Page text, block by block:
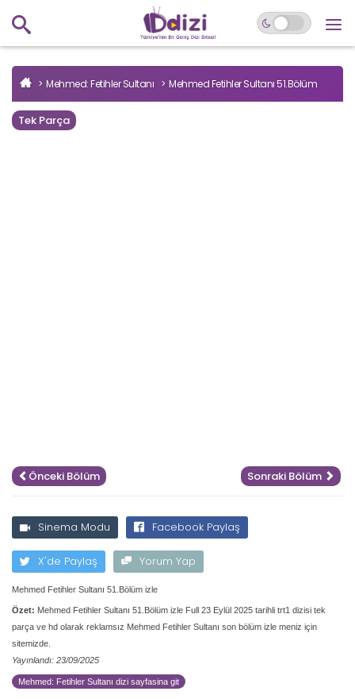
Mehmed: Fetihler Sultanı Mehmed Fetihler Sultanı 51.Bölüm
Tek Parça
Önceki Bölüm Sonraki Bölüm
Sinema Modu Facebook Paylaş
X'de Paylaş Yorum Yap
Mehmed Fetihler Sultanı 51.Bölüm izle
Özet: Mehmed Fetihler Sultanı 51.Bölüm izle Full 23 Eylül 2025 tarihli trt1 dizisi tek
parça ve hd olarak reklamsız Mehmed Fetihler Sultanı son bölüm izle meniz için
sitemizde.
Yayınlandı: 23/09/2025
Mehmed: Fetihler Sultanı dizi sayfasina git